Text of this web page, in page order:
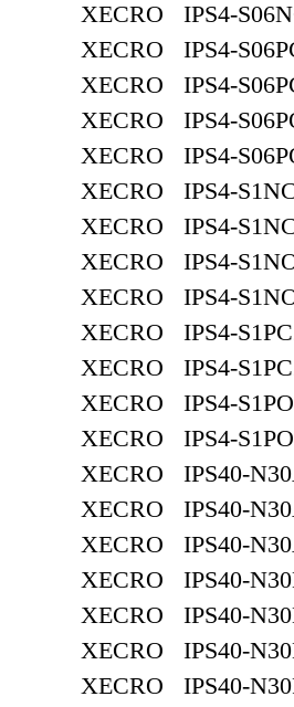
XECRO IPS4-
XECRO IPS4-
XECRO IPS4-
XECRO IPS4-
XECRO IPS4-
XECRO IPS4-
XECRO IPS4-
XECRO IPS4-
XECRO IPS4-
XECRO IPS4-
XECRO IPS4-
XECRO IPS4-
XECRO IPS4-
XECRO IPS40-
XECRO IPS40-
XECRO IPS40-
XECRO IPS40-
XECRO IPS40-
XECRO IPS40-
XECRO IPS40-